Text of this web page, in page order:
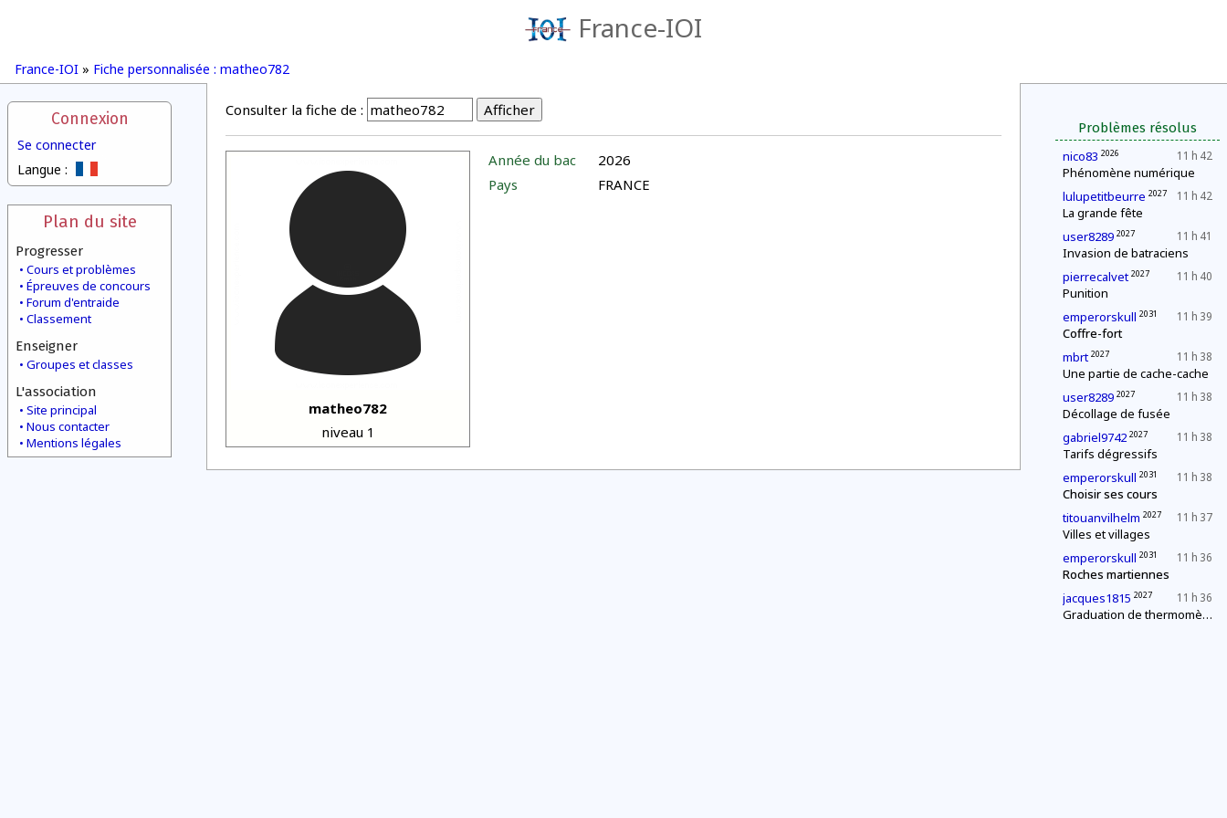
France-IOI
France-IOI » Fiche personnalisée : matheo782
Connexion
Se connecter
Langue :
Plan du site
Progresser
Cours et problèmes
Épreuves de concours
Forum d'entraide
Classement
Enseigner
Groupes et classes
L'association
Site principal
Nous contacter
Mentions légales
Problèmes résolus
11 h 42
nico83 2026
Phénomène numérique
11 h 42
lulupetitbeurre 2027
La grande fête
11 h 41
user8289 2027
Invasion de batraciens
11 h 40
pierrecalvet 2027
Punition
11 h 39
emperorskull 2031
Coffre-fort
11 h 38
mbrt 2027
Une partie de cache-cache
11 h 38
user8289 2027
Décollage de fusée
11 h 38
gabriel9742 2027
Tarifs dégressifs
11 h 38
emperorskull 2031
Choisir ses cours
11 h 37
titouanvilhelm 2027
Villes et villages
11 h 36
emperorskull 2031
Roches martiennes
11 h 36
jacques1815 2027
Graduation de thermomètres
Consulter la fiche de :
matheo782
niveau 1
Année du bac
2026
Pays
FRANCE